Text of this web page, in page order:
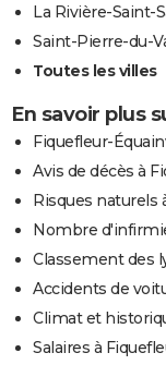
La Rivière-Saint-
Saint-Pierre-du-
Toutes les villes
En savoir plus
Fiquefleur-
Avis de décès à
Risques naturels
Nombre
Classement des
Accidents de
Climat et
Salaires à